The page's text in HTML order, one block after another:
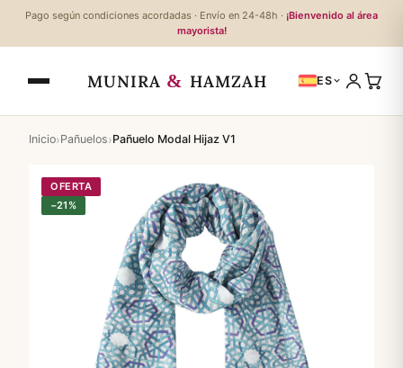
Pago según condiciones acordadas · Envío en 24-48h · ¡Bienvenido al área
mayorista!
MUNIRA & HAMZAH ES
Inicio›Pañuelos›Pañuelo Modal Hijaz V1
OFERTA
−21%